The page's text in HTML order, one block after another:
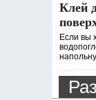
Клей
Если вы